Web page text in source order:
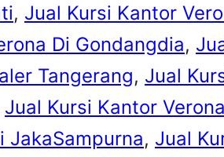
, Jual Kursi Kantor
Di Gondangdia,
Tangerang, Jual
Jual Kursi Kantor
JakaSampurna, Jual